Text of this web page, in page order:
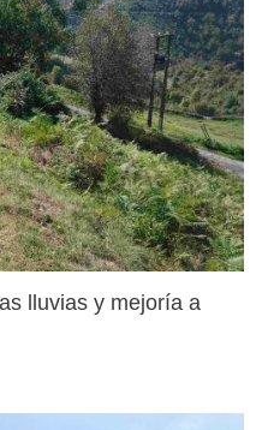
lluvias y mejoría a